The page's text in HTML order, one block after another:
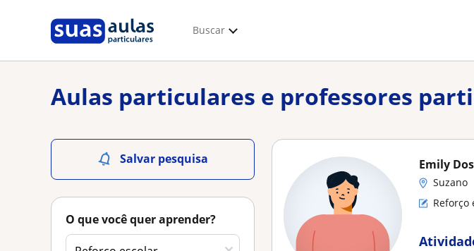
Buscar
Aulas particulares e professores
Salvar pesquisa
O que você quer aprender?
Emily
Suzano
Reforço